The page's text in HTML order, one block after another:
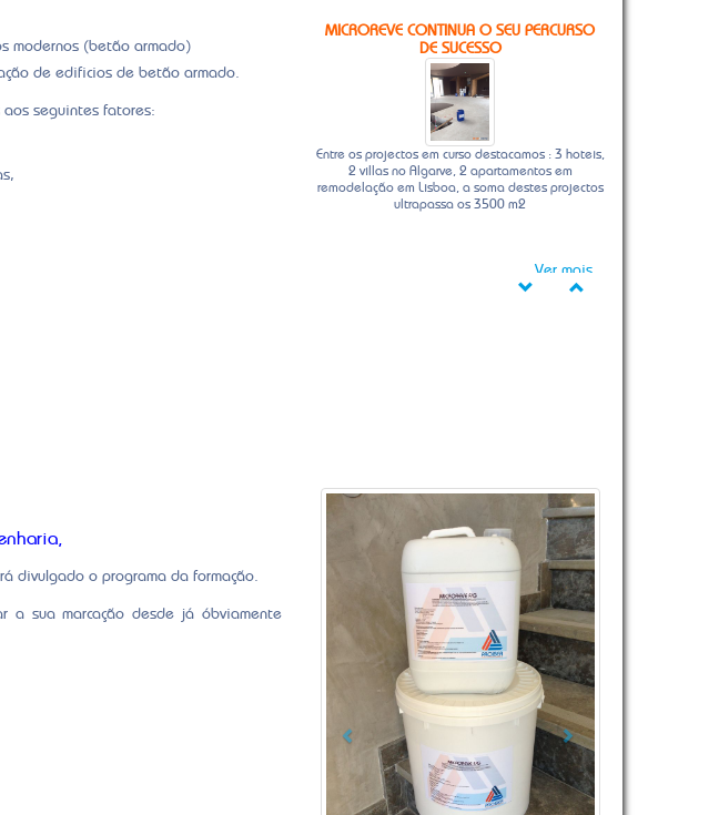
modernos (betão armado)
de edificios de betão armado.
seguintes fatores:
divulgado o programa da formação.
sua marcação desde já óbviamente
MICROREVE CONTINUA O SEU PERCURSO
DE SUCESSO
Entre os projectos em curso destacamos : 3 hoteis,
2 villas no Algarve, 2 apartamentos em
remodelação em Lisboa, a soma destes projectos
ultrapassa os 3500 m2
Ver mais...
Previous Next